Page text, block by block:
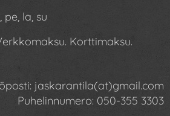
pe, la, su
Korttimaksu.
jaskarantila(at)gmail.com
Puhelinnumero: 050-355 3303